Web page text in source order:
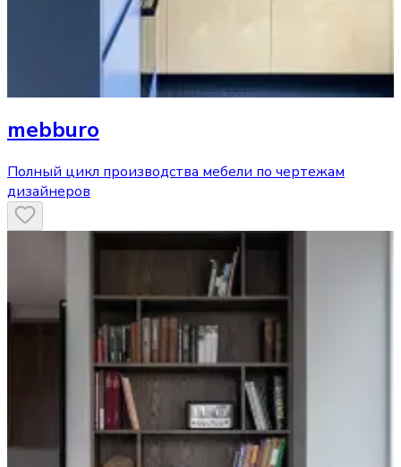
mebburo
Полный цикл производства мебели по чертежам
дизайнеров